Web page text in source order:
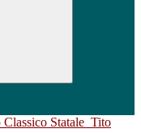
Statale Tito